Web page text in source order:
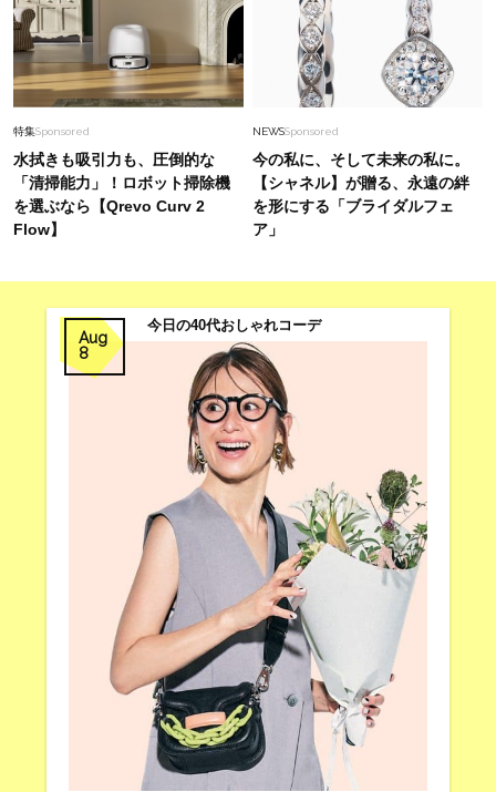
特集Sponsored
水拭きも吸引力も、圧倒的な
「清掃能力」！ロボット掃除機
を選ぶなら【Qrevo Curv 2
Flow】
NEWSSponsored
今の私に、そして未来の私に。
【シャネル】が贈る、永遠の絆
を形にする「ブライダルフェ
ア」
Aug
8
今日の40代おしゃれコーデ